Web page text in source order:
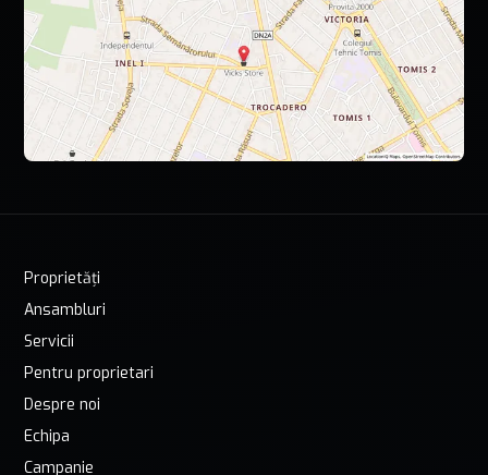
Proprietăți
Ansambluri
Servicii
Pentru proprietari
Despre noi
Echipa
Campanie